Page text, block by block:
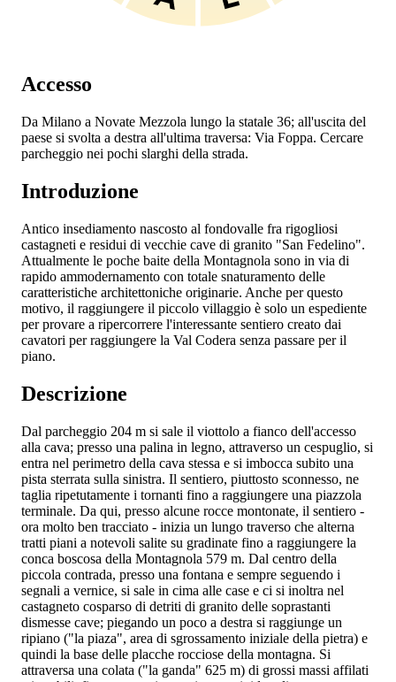
Accesso
Da Milano a Novate Mezzola lungo la statale 36; all'uscita del
paese si svolta a destra all'ultima traversa: Via Foppa. Cercare
parcheggio nei pochi slarghi della strada.
Introduzione
Antico insediamento nascosto al fondovalle fra rigogliosi
castagneti e residui di vecchie cave di granito "San Fedelino".
Attualmente le poche baite della Montagnola sono in via di
rapido ammodernamento con totale snaturamento delle
caratteristiche architettoniche originarie. Anche per questo
motivo, il raggiungere il piccolo villaggio è solo un espediente
per provare a ripercorrere l'interessante sentiero creato dai
cavatori per raggiungere la Val Codera senza passare per il
piano.
Descrizione
Dal parcheggio 204 m si sale il viottolo a fianco dell'accesso
alla cava; presso una palina in legno, attraverso un cespuglio, si
entra nel perimetro della cava stessa e si imbocca subito una
pista sterrata sulla sinistra. Il sentiero, piuttosto sconnesso, ne
taglia ripetutamente i tornanti fino a raggiungere una piazzola
terminale. Da qui, presso alcune rocce montonate, il sentiero -
ora molto ben tracciato - inizia un lungo traverso che alterna
tratti piani a notevoli salite su gradinate fino a raggiungere la
conca boscosa della Montagnola 579 m. Dal centro della
piccola contrada, presso una fontana e sempre seguendo i
segnali a vernice, si sale in cima alle case e ci si inoltra nel
castagneto cosparso di detriti di granito delle soprastanti
dismesse cave; piegando un poco a destra si raggiunge un
ripiano ("la piaza", area di sgrossamento iniziale della pietra) e
quindi la base delle placche rocciose della montagna. Si
attraversa una colata ("la ganda" 625 m) di grossi massi affilati